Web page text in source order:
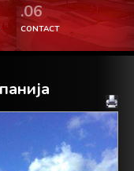
.06
CONTACT